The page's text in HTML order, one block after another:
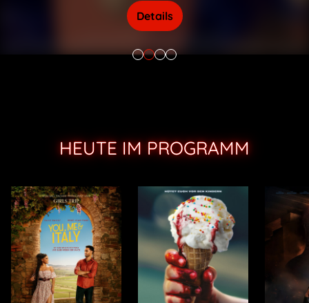
Details
Details
HEUTE IM PROGRAMM